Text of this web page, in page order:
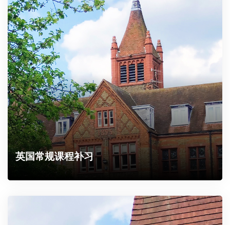
英国常规课程补习